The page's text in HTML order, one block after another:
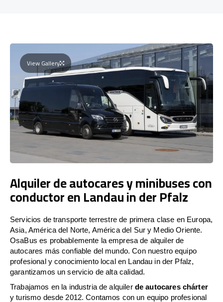
View Gallery
Alquiler de autocares y minibuses con
conductor en Landau in der Pfalz
Servicios de transporte terrestre de primera clase en Europa,
Asia, América del Norte, América del Sur y Medio Oriente.
OsaBus es probablemente la empresa de alquiler de
autocares más confiable del mundo. Con nuestro equipo
profesional y conocimiento local en Landau in der Pfalz,
garantizamos un servicio de alta calidad.
Trabajamos en la industria de alquiler de autocares chárter
y turismo desde 2012. Contamos con un equipo profesional